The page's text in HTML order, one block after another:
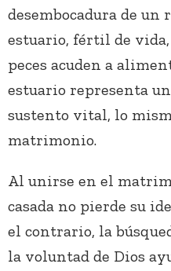
desembocadura de
estuario, fértil de
peces acuden a
estuario representa
sustento vital, lo
matrimonio.
Al unirse en el
casada no pierde su
el contrario, la
la voluntad de Dios